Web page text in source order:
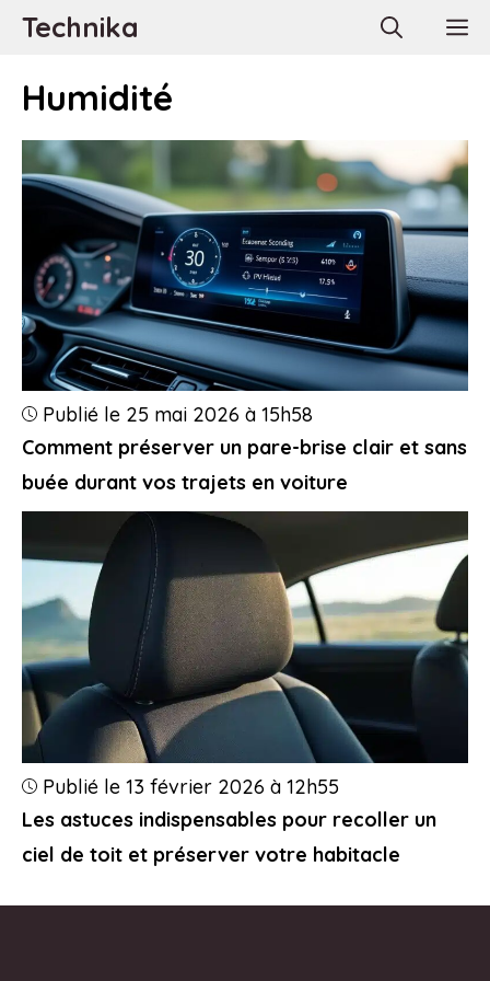
AllerTechnika
Humidité
Comment préserver un pare-brise clair et sans
buée durant vos trajets en voiture
Publié le 25 mai 2026 à 15h58
Les astuces indispensables pour recoller un
ciel de toit et préserver votre habitacle
Publié le 13 février 2026 à 12h55